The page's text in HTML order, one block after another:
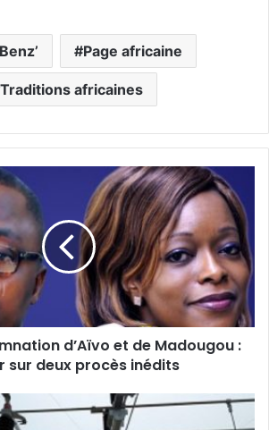
Page africaine
Traditions africaines
d’Aïvo et de Madougou :
sur deux procès inédits